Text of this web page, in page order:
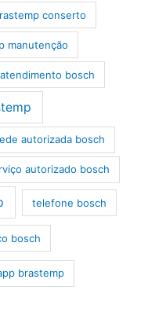
conserto
manutenção
bosch
autorizada bosch
autorizado bosch
telefone bosch
bosch
brastemp